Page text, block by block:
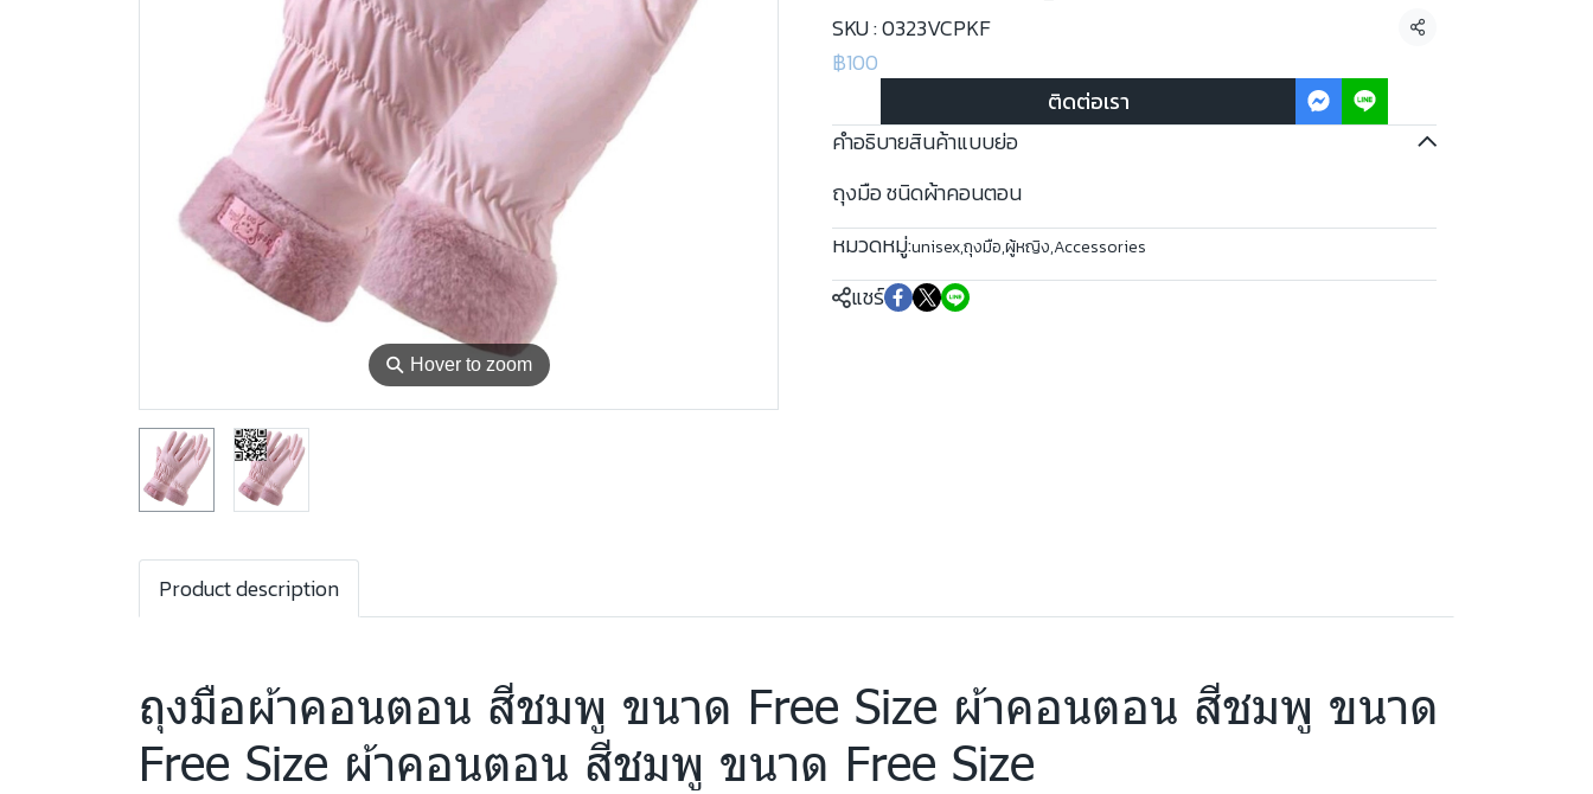
⚲ Hover to zoom
SKU : 0323VCPKF แชร์
฿100
ติดต่อเรา
คำอธิบายสินค้าแบบย่อ
ถุงมือ ชนิดผ้าคอนตอน
หมวดหมู่:unisex,ถุงมือ,ผู้หญิง,Accessories
แชร์
Product description
ถุงมือผ้าคอนตอน สีชมพู ขนาด Free Size ผ้าคอนตอน สีชมพู ขนาด
Free Size ผ้าคอนตอน สีชมพู ขนาด Free Size